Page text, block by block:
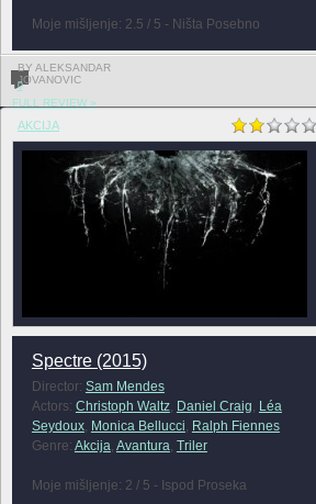
Moje mišljenje: 2.5 / 5 - Ništa Posebno
BY ALEKSANDAR
JOVANOVIC
0
FULL REVIEW »
AKCIJA
Spectre (2015)
Director: Sam Mendes
Actors: Christoph Waltz, Daniel Craig, Léa
Seydoux, Monica Bellucci, Ralph Fiennes
Genre: Akcija, Avantura, Triler
Moje mišljenje: 2 / 5 - Ispod Proseka